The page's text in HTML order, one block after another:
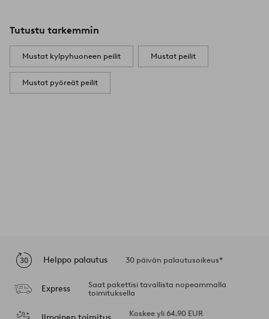
Tutustu tarkemmin
Mustat kylpyhuoneen peilit Mustat peilit
Mustat pyöreät peilit
Helppo palautus 30 päivän palautusoikeus*
Express
Saat pakettisi tavallista nopeammalla
toimituksella
Koskee yli 64,90 EUR